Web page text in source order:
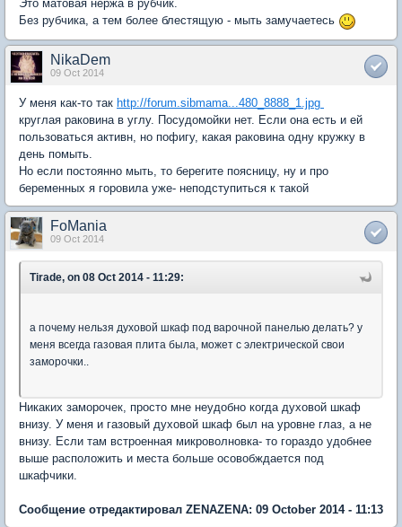
Это матовая нержа в рубчик.
Без рубчика, а тем более блестящую - мыть замучаетесь
NikaDem
09 Oct 2014
У меня как-то так http://forum.sibmama...480_8888_1.jpg
круглая раковина в углу. Посудомойки нет. Если она есть и ей
пользоваться активн, но пофигу, какая раковина одну кружку в
день помыть.
Но если постоянно мыть, то берегите поясницу, ну и про
беременных я горовила уже- неподступиться к такой
FoMania
09 Oct 2014
Tirade, on 08 Oct 2014 - 11:29:
а почему нельзя духовой шкаф под варочной панелью делать? у
меня всегда газовая плита была, может с электрической свои
заморочки..
Никаких заморочек, просто мне неудобно когда духовой шкаф
внизу. У меня и газовый духовой шкаф был на уровне глаз, а не
внизу. Если там встроенная микроволновка- то гораздо удобнее
выше расположить и места больше осовобждается под
шкафчики.
Сообщение отредактировал ZENAZENA: 09 October 2014 - 11:13